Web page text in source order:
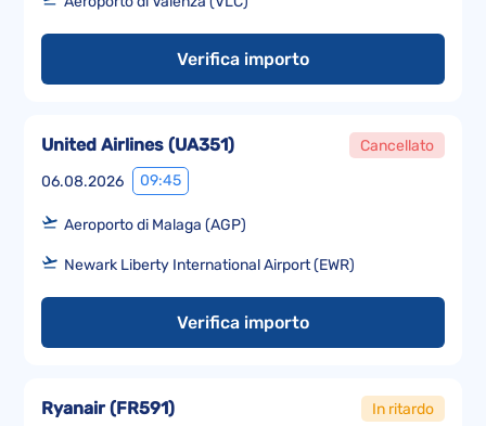
Verifica importo
06.08.2026 09:45
United Airlines (UA351) Cancellato
Aeroporto di Malaga (AGP)
Newark Liberty International Airport (EWR)
Verifica importo
Ryanair(FR591) In ritardo